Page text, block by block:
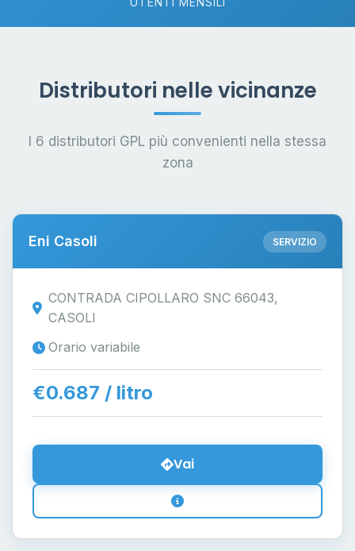
Distributori nelle vicinanze
I 6 distributori GPL più convenienti nella stessa
zona
Eni Casoli SERVIZIO
CONTRADA CIPOLLARO SNC 66043,
CASOLI
Orario variabile
€0.687 / litro
Vai